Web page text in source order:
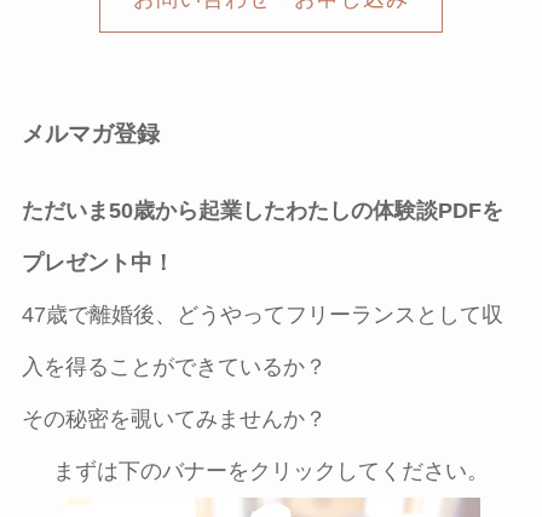
メルマガ登録
ただいま50歳から起業したわたしの体験談PDFを
プレゼント中！
47歳で離婚後、どうやってフリーランスとして収
入を得ることができているか？
その秘密を覗いてみませんか？
まずは下のバナーをクリックしてください。